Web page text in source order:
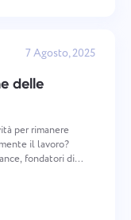
7 Agosto, 2025
delle
per rimanere
il lavoro?
fondatori di
bug